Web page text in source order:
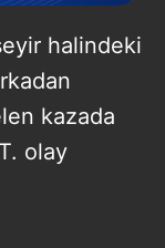
halindeki
kazada
olay